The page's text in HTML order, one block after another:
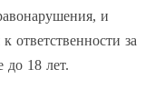
и
ответственности за
до 18 лет.